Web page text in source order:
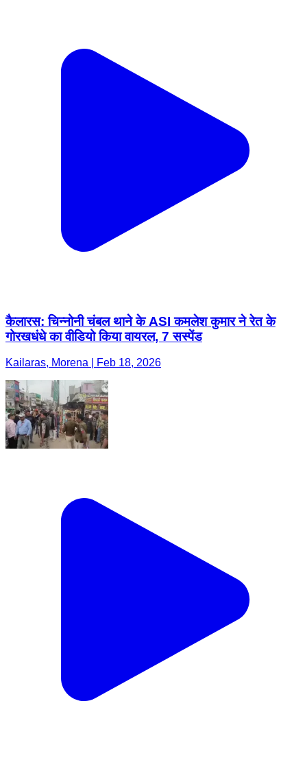
कैलारस: चिन्नोनी चंबल थाने के ASI कमलेश कुमार ने रेत के
गोरखधंधे का वीडियो किया वायरल, 7 सस्पेंड
Kailaras, Morena | Feb 18, 2026